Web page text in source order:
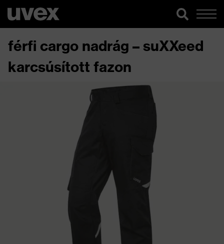
férfi cargo nadrág – suXXeed
karcsúsított fazon